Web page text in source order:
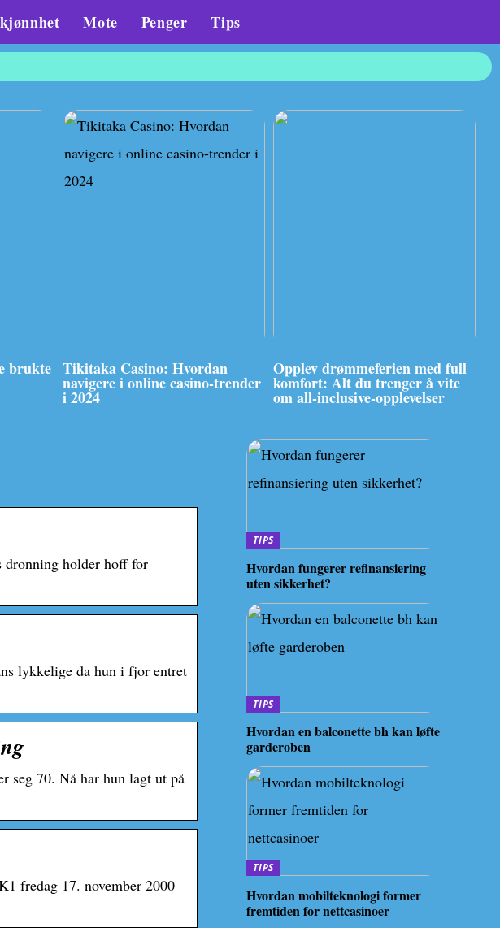
Mote Penger Tips
brukte Tikitaka Casino: Hvordan
navigere i online casino-trender
i 2024
Opplev drømmeferien med full
komfort: Alt du trenger å vite
om all-inclusive-opplevelser
dronning holder hoff for
lykkelige da hun i fjor entret
seg 70. Nå har hun lagt ut på
fredag 17. november 2000
TIPS
Hvordan fungerer refinansiering
uten sikkerhet?
TIPS
Hvordan en balconette bh kan løfte
garderoben
TIPS
Hvordan mobilteknologi former
fremtiden for nettcasinoer